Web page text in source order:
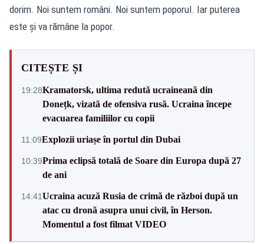
dorim. Noi suntem români. Noi suntem poporul. Iar puterea
este și va rămâne la popor.
CITEȘTE ȘI
19:28Kramatorsk, ultima redută ucraineană din
Donețk, vizată de ofensiva rusă. Ucraina începe
evacuarea familiilor cu copii
11:09Explozii uriașe în portul din Dubai
10:39Prima eclipsă totală de Soare din Europa după 27
de ani
14:41Ucraina acuză Rusia de crimă de război după un
atac cu dronă asupra unui civil, în Herson.
Momentul a fost filmat VIDEO